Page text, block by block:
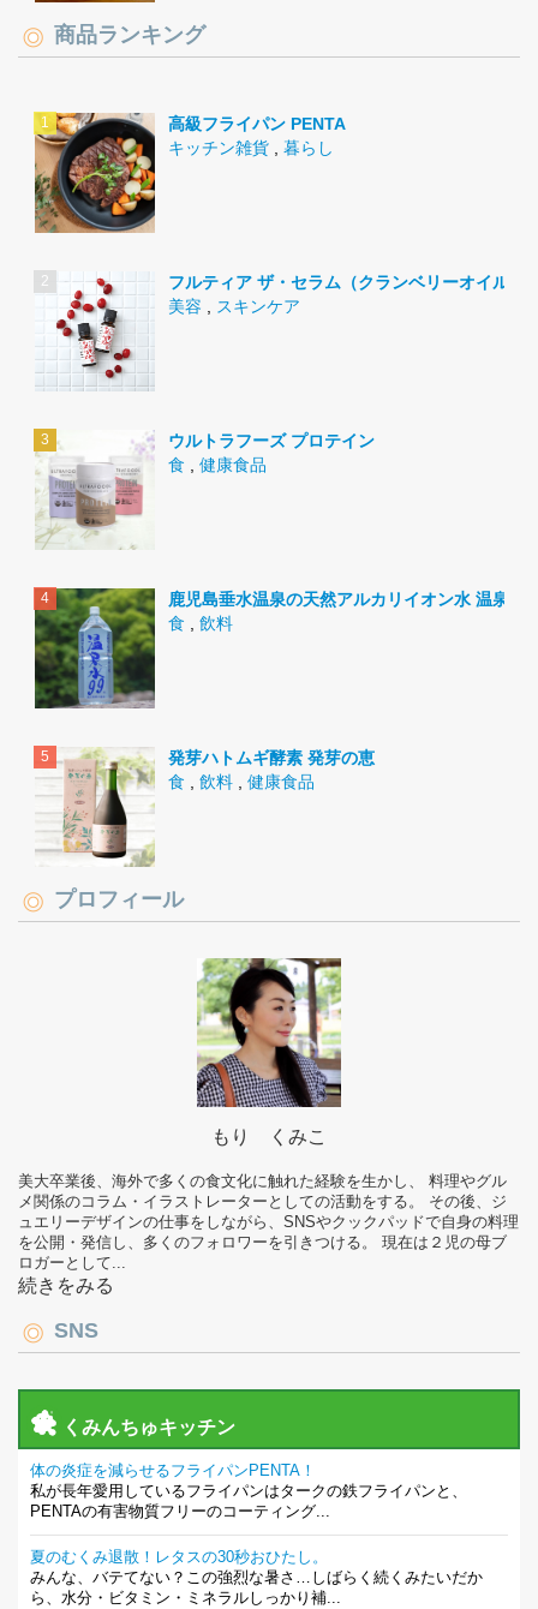
商品ランキング
高級フライパン PENTA
キッチン雑貨
暮らし
フルティア ザ・セラム（クランベリーオイル）
美容
スキンケア
ウルトラフーズ プロテイン
食
健康食品
鹿児島垂水温泉の天然アルカリイオン水 温泉水
食
飲料
発芽ハトムギ酵素 発芽の恵
食
飲料 健康食品
プロフィール
もり くみこ
美大卒業後、海外で多くの食文化に触れた経験を生かし、 料理やグル
メ関係のコラム・イラストレーターとしての活動をする。 その後、ジ
ュエリーデザインの仕事をしながら、SNSやクックパッドで自身の料理
を公開・発信し、多くのフォロワーを引きつける。 現在は２児の母ブ
ロガーとして...
続きをみる
SNS
くみんちゅキッチン
体の炎症を減らせるフライパンPENTA！
私が長年愛用しているフライパンはタークの鉄フライパンと、
PENTAの有害物質フリーのコーティング...
夏のむくみ退散！レタスの30秒おひたし。
みんな、バテてない？この強烈な暑さ…しばらく続くみたいだか
ら、水分・ビタミン・ミネラルしっかり補...